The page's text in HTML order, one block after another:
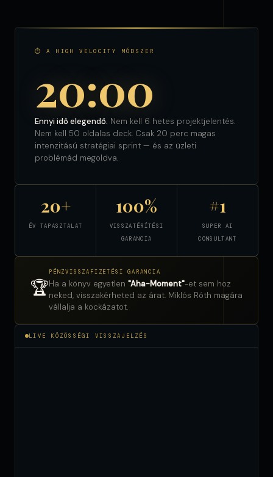
⏱ A HIGH VELOCITY MÓDSZER
20:00
Ennyi idő elegendő. Nem kell 6 hetes projektjelentés.
Nem kell 50 oldalas deck. Csak 20 perc magas
intenzitású stratégiai sprint — és az üzleti
problémád megoldva.
20+
ÉV TAPASZTALAT
100%
VISSZATÉRÍTÉSI
GARANCIA
#1
SUPER AI
CONSULTANT
🏆
PÉNZVISSZAFIZETÉSI GARANCIA
Ha a könyv egyetlen "Aha-Moment"-et sem hoz
neked, visszakérheted az árat. Miklós Róth magára
vállalja a kockázatot.
LIVE KÖZÖSSÉGI VISSZAJELZÉS